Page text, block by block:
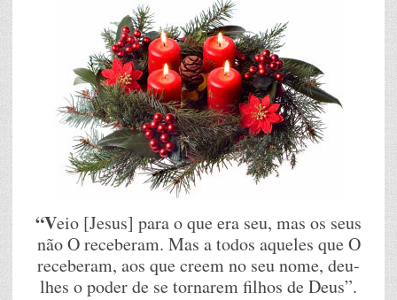
“Veio [Jesus] para o que era seu, mas os seus
não O receberam. Mas a todos aqueles que O
receberam, aos que creem no seu nome, deu-
lhes o poder de se tornarem filhos de Deus”.